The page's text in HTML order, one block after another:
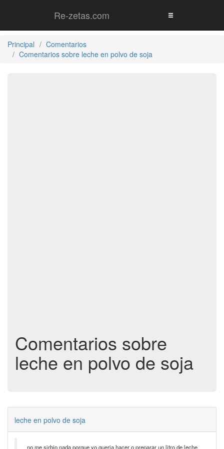
Re-zetas.com
Principal
Comentarios
Comentarios sobre leche en polvo de soja
Comentarios sobre
leche en polvo de soja
leche en polvo de soja
no me sirbio nada porque yo queria hacer o preparar un litro de leche